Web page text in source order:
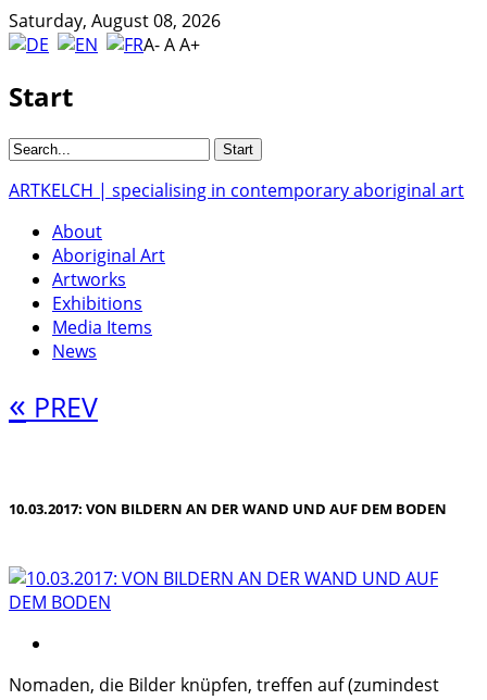
Saturday, August 08, 2026
A-AA+
Start
ARTKELCH | specialising in contemporary aboriginal art
About
Aboriginal Art
Artworks
Exhibitions
Media Items
News
« PREV
10.03.2017: VON BILDERN AN DER WAND UND AUF DEM BODEN
Nomaden, die Bilder knüpfen, treffen auf (zumindest